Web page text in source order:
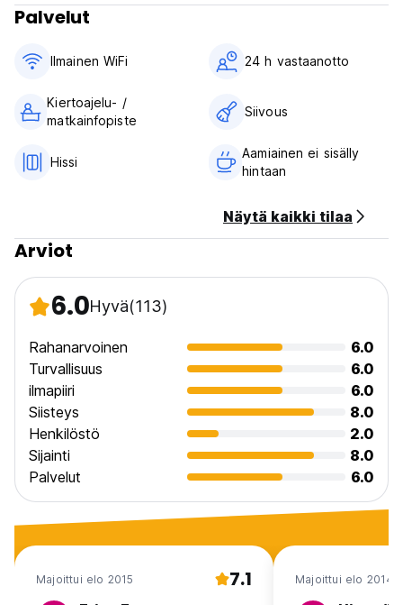
asiakkaita antamaan hänelle luottokortin CVC-koodin milloin
tahansa ennen saapumista. (Auto-translated from original
Palvelut
Ilmainen WiFi 24 h vastaanotto
Kiertoajelu- /
matkainfopiste
Siivous
Hissi
Aamiainen ei sisälly
hintaan
Näytä kaikki tilaa
Arviot
6.0Hyvä(113)
Rahanarvoinen
6.0
Turvallisuus
6.0
ilmapiiri
6.0
Siisteys
8.0
Henkilöstö
2.0
Sijainti
8.0
Palvelut
6.0
Majoittui elo 2015 7.1 Majoittui elo 2014